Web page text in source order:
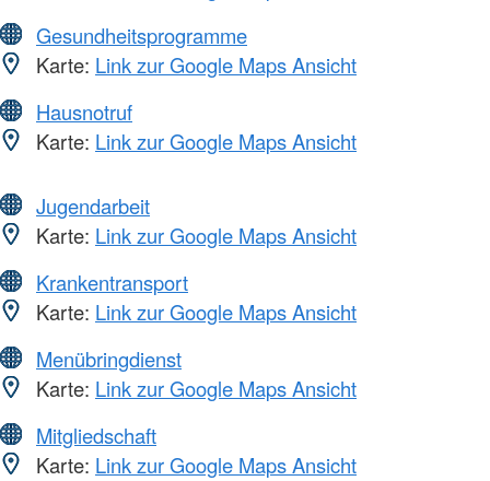
Gesundheitsprogramme
Karte: Link zur Google Maps Ansicht
Hausnotruf
Karte: Link zur Google Maps Ansicht
Jugendarbeit
Karte: Link zur Google Maps Ansicht
Krankentransport
Karte: Link zur Google Maps Ansicht
Menübringdienst
Karte: Link zur Google Maps Ansicht
Mitgliedschaft
Karte: Link zur Google Maps Ansicht